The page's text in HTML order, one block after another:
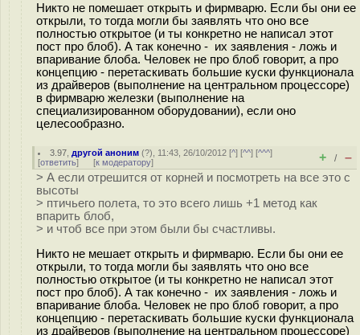
Никто не помешает открыть и фирмварю. Если бы они ее
открыли, то тогда могли бы заявлять что оно все
полностью открытое (и ты конкретно не написал этот
пост про блоб). А так конечно - их заявления - ложь и
впаривание блоба. Человек не про блоб говорит, а про
концепцию - перетаскивать большие куски функционала
из драйверов (выполнение на центральном процессоре)
в фирмварю железки (выполнение на
специализированном оборудовании), если оно
целесообразно.
3.97 другой аноним (?), 11:43, 26/10/2012 [^] [^^] [^^^]
[ответить] [к модератору] + / –
> А если отрешится от корней и посмотреть на все это с
высоты
> птичьего полета, то это всего лишь +1 метод как
впарить блоб,
> и чтоб все при этом были бы счастливы.
Никто не мешает открыть и фирмварю. Если бы они ее
открыли, то тогда могли бы заявлять что оно все
полностью открытое (и ты конкретно не написал этот
пост про блоб). А так конечно - их заявления - ложь и
впаривание блоба. Человек не про блоб говорит, а про
концепцию - перетаскивать большие куски функционала
из драйверов (выполнение на центральном процессоре)